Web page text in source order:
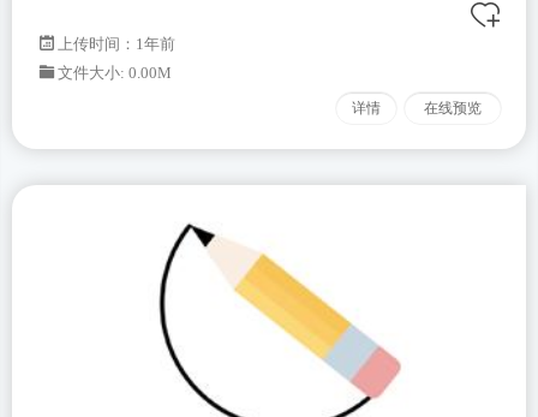
上传时间：1年前
文件大小: 0.00M
详情 在线预览